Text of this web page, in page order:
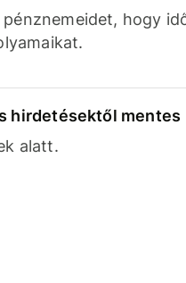
hogy
hirdetésektől mentes
alatt.